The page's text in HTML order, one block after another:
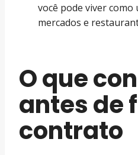
você pode viver
mercados e
O que
antes de
contrato